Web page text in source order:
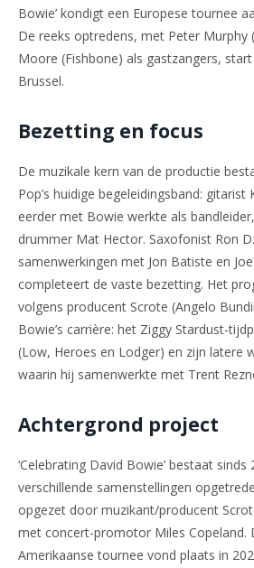
Bowie’ kondigt een Europese tournee
De reeks optredens, met Peter Murphy
Moore (Fishbone) als gastzangers,
Brussel.
Bezetting en focus
De muzikale kern van de productie
Pop’s huidige begeleidingsband:
eerder met Bowie werkte als
drummer Mat Hector. Saxofonist Ron
samenwerkingen met Jon Batiste en
completeert de vaste bezetting. Het
volgens producent Scrote (Angelo
Bowie’s carrière: het Ziggy Stardust-
(Low, Heroes en Lodger) en zijn latere
waarin hij samenwerkte met Trent
Achtergrond project
‘Celebrating David Bowie’ bestaat
verschillende samenstellingen
opgezet door muzikant/producent
met concert-promotor Miles Copeland.
Amerikaanse tournee vond plaats in